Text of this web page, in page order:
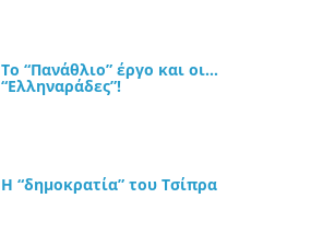
Το “Πανάθλιο” έργο και οι…
“Ελληναράδες”!
Η “δημοκρατία” του Τσίπρα